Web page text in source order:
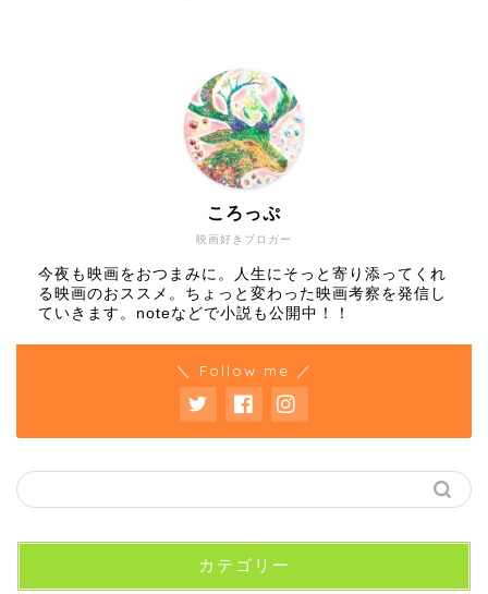
映画好きブロガー
ころっぷ
今夜も映画をおつまみに。人生にそっと寄り添ってくれ
る映画のおススメ。ちょっと変わった映画考察を発信し
ていきます。noteなどで小説も公開中！！
＼ Follow me ／
カテゴリー